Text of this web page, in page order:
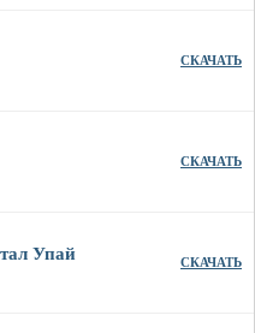
СКАЧАТЬ
СКАЧАТЬ
Упай СКАЧАТЬ